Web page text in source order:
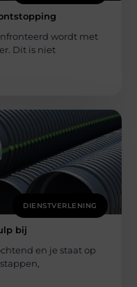
wordt met
Dit is niet
DIENSTVERLENING
bij
en je staat op